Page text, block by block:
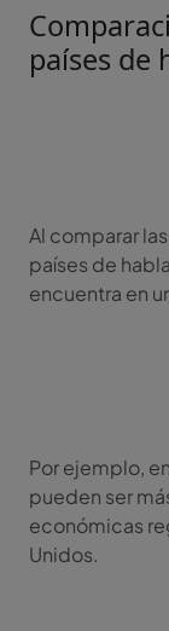
países de
Al comparar
países de
encuentra en
Por ejemplo,
pueden ser
económicas
Unidos.